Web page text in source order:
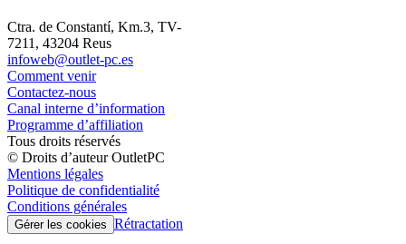
Ctra. de Constantí, Km.3, TV-
7211, 43204 Reus
infoweb@outlet-pc.es
Comment venir
Contactez-nous
Canal interne d’information
Programme d’affiliation
Tous droits réservés
© Droits d’auteur OutletPC
Mentions légales
Politique de confidentialité
Conditions générales
Gérer les cookies Rétractation